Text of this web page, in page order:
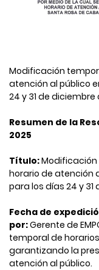
Modificación
atención al público en
24 y 31 de diciembre
Resumen de la
2025
Título:
horario de atención al
para los días 24 y 31
Fecha de
por:Gerente de
temporal de
garantizando la
atención al público. ​